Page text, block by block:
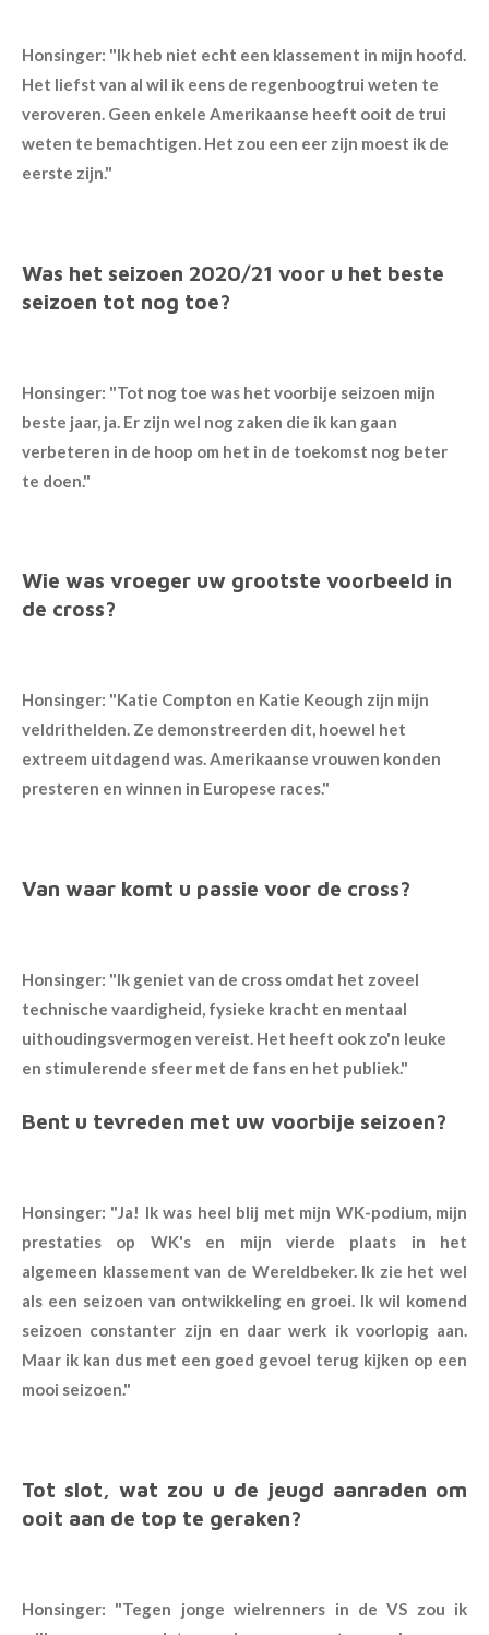
Honsinger: "Ik heb niet echt een klassement in mijn hoofd.
Het liefst van al wil ik eens de regenboogtrui weten te
veroveren. Geen enkele Amerikaanse heeft ooit de trui
weten te bemachtigen. Het zou een eer zijn moest ik de
eerste zijn."
Was het seizoen 2020/21 voor u het beste
seizoen tot nog toe?
Honsinger: "Tot nog toe was het voorbije seizoen mijn
beste jaar, ja. Er zijn wel nog zaken die ik kan gaan
verbeteren in de hoop om het in de toekomst nog beter
te doen."
Wie was vroeger uw grootste voorbeeld in
de cross?
Honsinger: "Katie Compton en Katie Keough zijn mijn
veldrithelden. Ze demonstreerden dit, hoewel het
extreem uitdagend was. Amerikaanse vrouwen konden
presteren en winnen in Europese races."
Van waar komt u passie voor de cross?
Honsinger: "Ik geniet van de cross omdat het zoveel
technische vaardigheid, fysieke kracht en mentaal
uithoudingsvermogen vereist. Het heeft ook zo'n leuke
en stimulerende sfeer met de fans en het publiek."
Bent u tevreden met uw voorbije seizoen?
Honsinger: "Ja! Ik was heel blij met mijn WK-podium, mijn
prestaties op WK's en mijn vierde plaats in het
algemeen klassement van de Wereldbeker. Ik zie het wel
als een seizoen van ontwikkeling en groei. Ik wil komend
seizoen constanter zijn en daar werk ik voorlopig aan.
Maar ik kan dus met een goed gevoel terug kijken op een
mooi seizoen."
Tot slot, wat zou u de jeugd aanraden om
ooit aan de top te geraken?
Honsinger: "Tegen jonge wielrenners in de VS zou ik